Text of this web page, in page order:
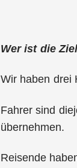
Wer ist die
Wir haben drei
Fahrer sind
übernehmen.
Reisende